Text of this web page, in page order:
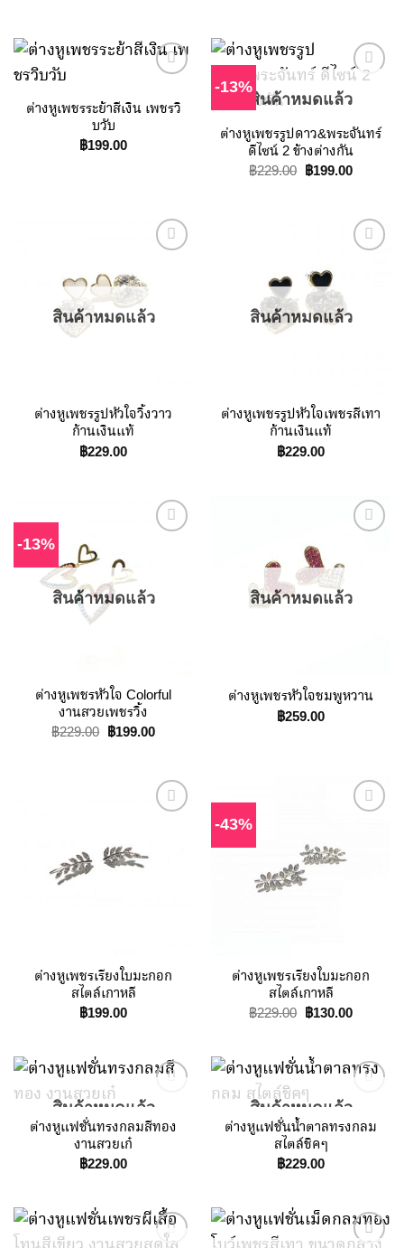
ต่างหูเพชรระย้าสีเงิน เพชรวิ
บวับ
฿199.00
-13%
Wishlist
สินค้าหมดแล้ว
ต่างหูเพชรรูปดาว&พระจันทร์
ดีไซน์ 2 ข้างต่างกัน
฿229.00 Original
฿199.00Current
Wishlist
สินค้าหมดแล้ว
ต่างหูเพชรรูปหัวใจวิ้งวาว
ก้านเงินแท้
฿229.00
Wishlist
สินค้าหมดแล้ว
ต่างหูเพชรรูปหัวใจเพชรสีเทา
ก้านเงินแท้
฿229.00
-13%
Wishlist
สินค้าหมดแล้ว
ต่างหูเพชรหัวใจ Colorful
งานสวยเพชรวิ้ง
฿229.00 Original
฿199.00Current
Wishlist
สินค้าหมดแล้ว
ต่างหูเพชรหัวใจชมพูหวาน
฿259.00
Add to
Wishlist
ต่างหูเพชรเรียงใบมะกอก
สไตล์เกาหลี
฿199.00
-43%
Add to
ต่างหูเพชรเรียงใบมะกอก
สไตล์เกาหลี
฿229.00 Original
฿130.00Current
สินค้าหมดแล้ว
ต่างหูแฟชั่นทรงกลมสีทอง
งานสวยเก๋
฿229.00
สินค้าหมดแล้ว
ต่างหูแฟชั่นน้ำตาลทรงกลม
สไตล์ชิคๆ
฿229.00